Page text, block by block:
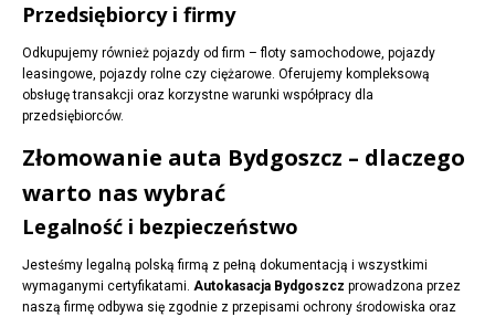
Przedsiębiorcy i firmy
Odkupujemy również pojazdy od firm – floty samochodowe, pojazdy
leasingowe, pojazdy rolne czy ciężarowe. Oferujemy kompleksową
obsługę transakcji oraz korzystne warunki współpracy dla
przedsiębiorców.
Złomowanie auta Bydgoszcz – dlaczego
warto nas wybrać
Legalność i bezpieczeństwo
Jesteśmy legalną polską firmą z pełną dokumentacją i wszystkimi
wymaganymi certyfikatami. Autokasacja Bydgoszcz prowadzona przez
naszą firmę odbywa się zgodnie z przepisami ochrony środowiska oraz